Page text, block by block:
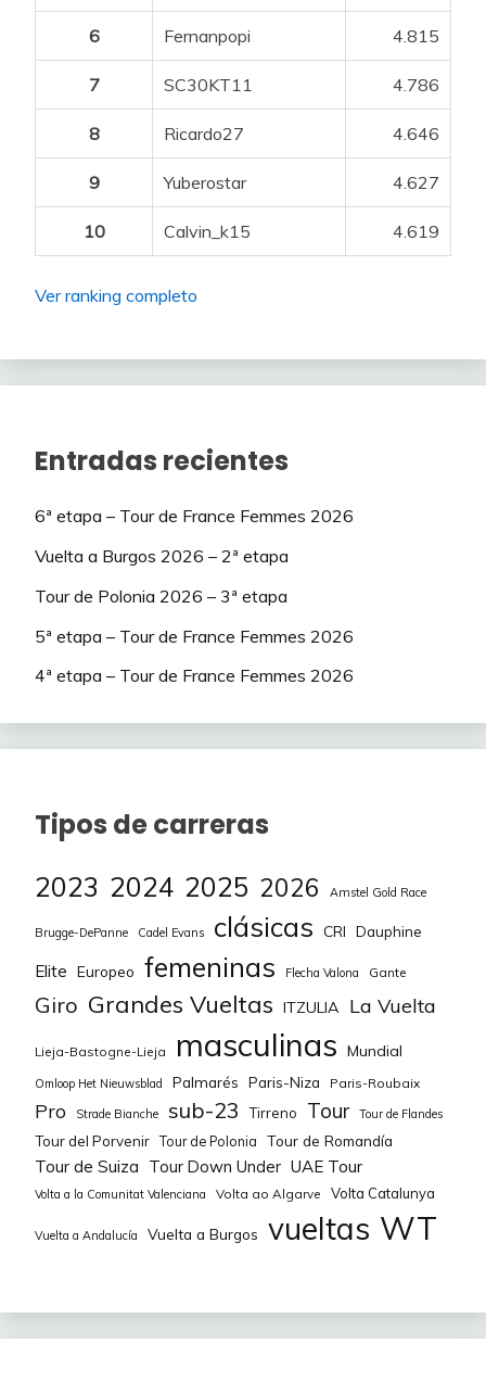
6 Fernanpopi 4.815
7 SC30KT11 4.786
8 Ricardo27 4.646
9 Yuberostar 4.627
10 Calvin_k15 4.619
Ver ranking completo
Entradas recientes
6ª etapa – Tour de France Femmes 2026
Vuelta a Burgos 2026 – 2ª etapa
Tour de Polonia 2026 – 3ª etapa
5ª etapa – Tour de France Femmes 2026
4ª etapa – Tour de France Femmes 2026
Tipos de carreras
2023 2024 2025 2026 Amstel Gold Race
Brugge-DePanne Cadel Evans clásicas CRI Dauphine
Elite Europeo femeninas Flecha Valona Gante
Giro Grandes Vueltas ITZULIA La Vuelta
Lieja-Bastogne-Lieja masculinas Mundial
Omloop Het Nieuwsblad Palmarés Paris-Niza Paris-Roubaix
Pro Strade Bianche sub-23 Tirreno Tour Tour de Flandes
Tour del Porvenir Tour de Polonia Tour de Romandía
Tour de Suiza Tour Down Under UAE Tour
Volta a la Comunitat Valenciana Volta ao Algarve Volta Catalunya
Vuelta a Andalucía Vuelta a Burgos vueltas WT